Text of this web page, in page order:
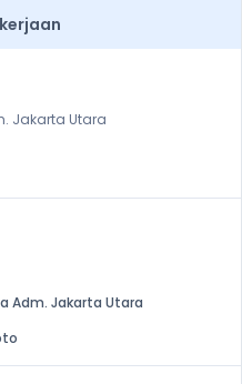
Jakarta Utara
Adm. Jakarta Utara